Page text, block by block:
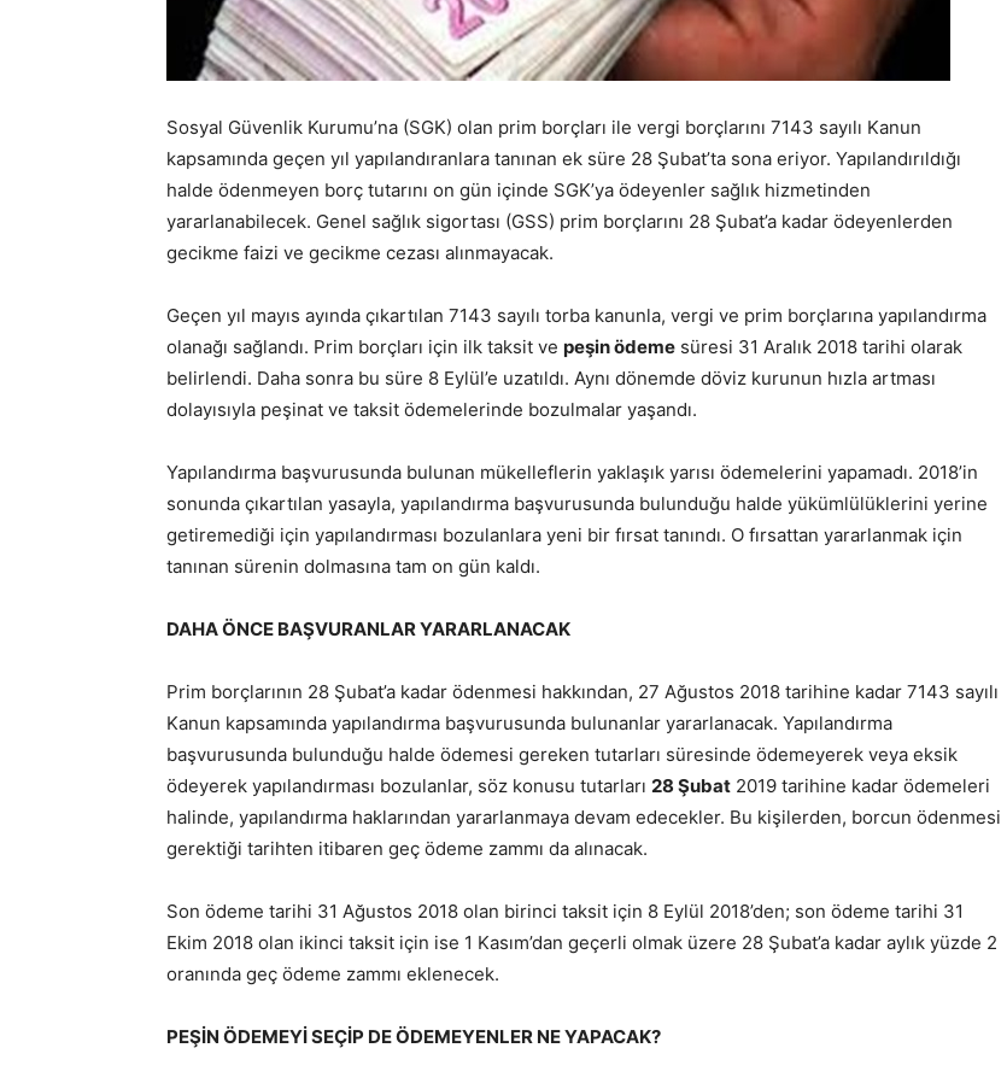
Sosyal Güvenlik Kurumu’na (SGK) olan prim borçları ile vergi borçlarını 7143 sayılı Kanun
kapsamında geçen yıl yapılandıranlara tanınan ek süre 28 Şubat’ta sona eriyor. Yapılandırıldığı
halde ödenmeyen borç tutarını on gün içinde SGK’ya ödeyenler sağlık hizmetinden
yararlanabilecek. Genel sağlık sigortası (GSS) prim borçlarını 28 Şubat’a kadar ödeyenlerden
gecikme faizi ve gecikme cezası alınmayacak.
Geçen yıl mayıs ayında çıkartılan 7143 sayılı torba kanunla, vergi ve prim borçlarına yapılandırma
olanağı sağlandı. Prim borçları için ilk taksit ve peşin ödeme süresi 31 Aralık 2018 tarihi olarak
belirlendi. Daha sonra bu süre 8 Eylül’e uzatıldı. Aynı dönemde döviz kurunun hızla artması
dolayısıyla peşinat ve taksit ödemelerinde bozulmalar yaşandı.
Yapılandırma başvurusunda bulunan mükelleflerin yaklaşık yarısı ödemelerini yapamadı. 2018’in
sonunda çıkartılan yasayla, yapılandırma başvurusunda bulunduğu halde yükümlülüklerini yerine
getiremediği için yapılandırması bozulanlara yeni bir fırsat tanındı. O fırsattan yararlanmak için
tanınan sürenin dolmasına tam on gün kaldı.
DAHA ÖNCE BAŞVURANLAR YARARLANACAK
Prim borçlarının 28 Şubat’a kadar ödenmesi hakkından, 27 Ağustos 2018 tarihine kadar 7143 sayılı
Kanun kapsamında yapılandırma başvurusunda bulunanlar yararlanacak. Yapılandırma
başvurusunda bulunduğu halde ödemesi gereken tutarları süresinde ödemeyerek veya eksik
ödeyerek yapılandırması bozulanlar, söz konusu tutarları 28 Şubat 2019 tarihine kadar ödemeleri
halinde, yapılandırma haklarından yararlanmaya devam edecekler. Bu kişilerden, borcun ödenmesi
gerektiği tarihten itibaren geç ödeme zammı da alınacak.
Son ödeme tarihi 31 Ağustos 2018 olan birinci taksit için 8 Eylül 2018’den; son ödeme tarihi 31
Ekim 2018 olan ikinci taksit için ise 1 Kasım’dan geçerli olmak üzere 28 Şubat’a kadar aylık yüzde 2
oranında geç ödeme zammı eklenecek.
PEŞİN ÖDEMEYİ SEÇİP DE ÖDEMEYENLER NE YAPACAK?